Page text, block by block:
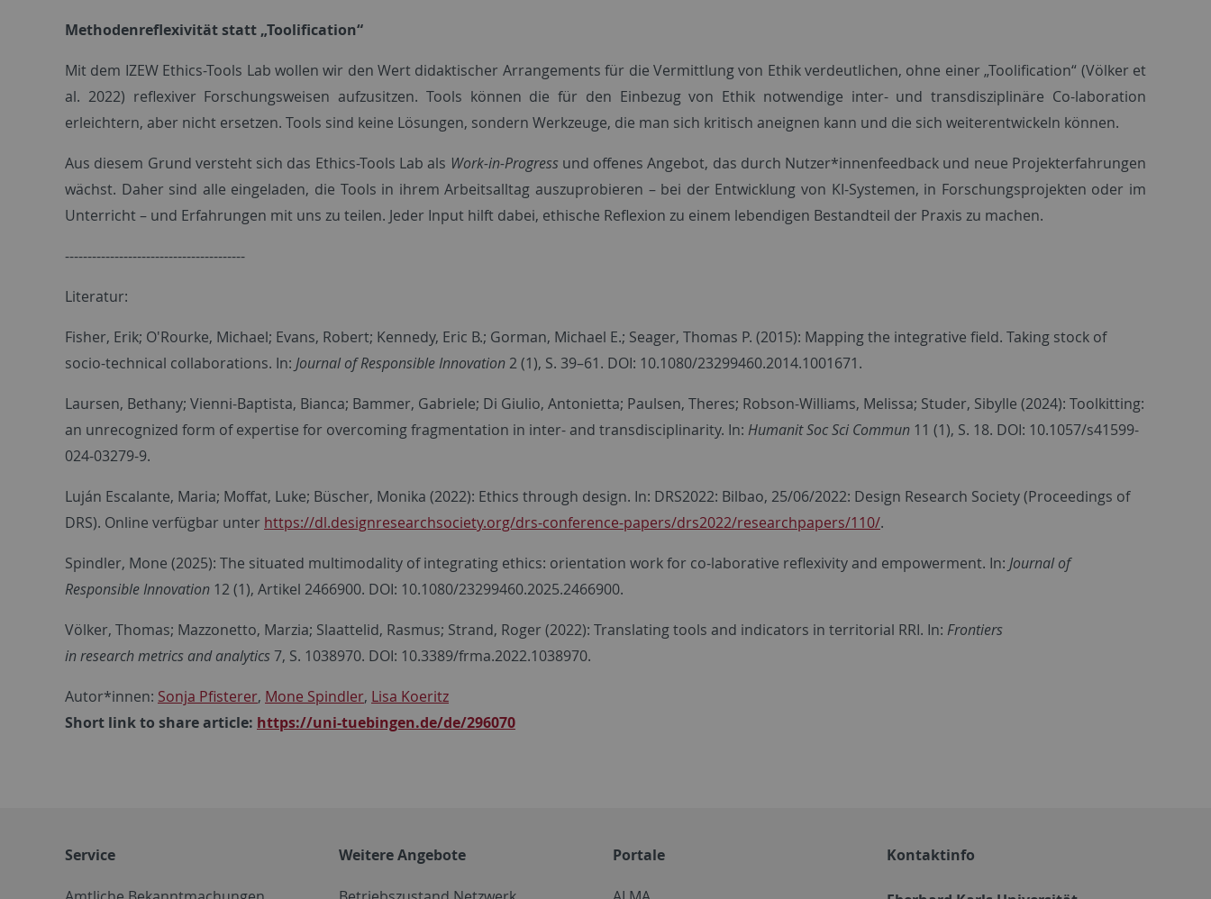
Methodenreflexivität statt „Toolification“
Mit dem IZEW Ethics-Tools Lab wollen wir den Wert didaktischer Arrangements für die Vermittlung von Ethik verdeutlichen, ohne einer „Toolification“ (Völker et
al. 2022) reflexiver Forschungsweisen aufzusitzen. Tools können die für den Einbezug von Ethik notwendige inter- und transdisziplinäre Co-laboration
erleichtern, aber nicht ersetzen. Tools sind keine Lösungen, sondern Werkzeuge, die man sich kritisch aneignen kann und die sich weiterentwickeln können.
Aus diesem Grund versteht sich das Ethics-Tools Lab als Work-in-Progress und offenes Angebot, das durch Nutzer*innenfeedback und neue Projekterfahrungen
wächst. Daher sind alle eingeladen, die Tools in ihrem Arbeitsalltag auszuprobieren – bei der Entwicklung von KI-Systemen, in Forschungsprojekten oder im
Unterricht – und Erfahrungen mit uns zu teilen. Jeder Input hilft dabei, ethische Reflexion zu einem lebendigen Bestandteil der Praxis zu machen.
----------------------------------------
Literatur:
Fisher, Erik; O'Rourke, Michael; Evans, Robert; Kennedy, Eric B.; Gorman, Michael E.; Seager, Thomas P. (2015): Mapping the integrative field. Taking stock of
socio-technical collaborations. In: Journal of Responsible Innovation 2 (1), S. 39–61. DOI: 10.1080/23299460.2014.1001671.
Laursen, Bethany; Vienni-Baptista, Bianca; Bammer, Gabriele; Di Giulio, Antonietta; Paulsen, Theres; Robson-Williams, Melissa; Studer, Sibylle (2024): Toolkitting:
an unrecognized form of expertise for overcoming fragmentation in inter- and transdisciplinarity. In: Humanit Soc Sci Commun 11 (1), S. 18. DOI: 10.1057/s41599-
024-03279-9.
Luján Escalante, Maria; Moffat, Luke; Büscher, Monika (2022): Ethics through design. In: DRS2022: Bilbao, 25/06/2022: Design Research Society (Proceedings of
DRS). Online verfügbar unter https://dl.designresearchsociety.org/drs-conference-papers/drs2022/researchpapers/110/.
Spindler, Mone (2025): The situated multimodality of integrating ethics: orientation work for co-laborative reflexivity and empowerment. In: Journal of
Responsible Innovation 12 (1), Artikel 2466900. DOI: 10.1080/23299460.2025.2466900.
Völker, Thomas; Mazzonetto, Marzia; Slaattelid, Rasmus; Strand, Roger (2022): Translating tools and indicators in territorial RRI. In: Frontiers
in research metrics and analytics7, S. 1038970. DOI: 10.3389/frma.2022.1038970.
Autor*innen: Sonja Pfisterer, Mone Spindler, Lisa Koeritz
Short link to share article: https://uni-tuebingen.de/de/296070
Service Weitere Angebote Portale Kontaktinfo